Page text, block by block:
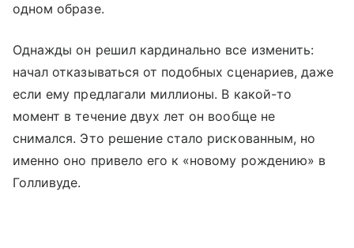
одном образе.
Однажды он решил кардинально все изменить:
начал отказываться от подобных сценариев, даже
если ему предлагали миллионы. В какой-то
момент в течение двух лет он вообще не
снимался. Это решение стало рискованным, но
именно оно привело его к «новому рождению» в
Голливуде.